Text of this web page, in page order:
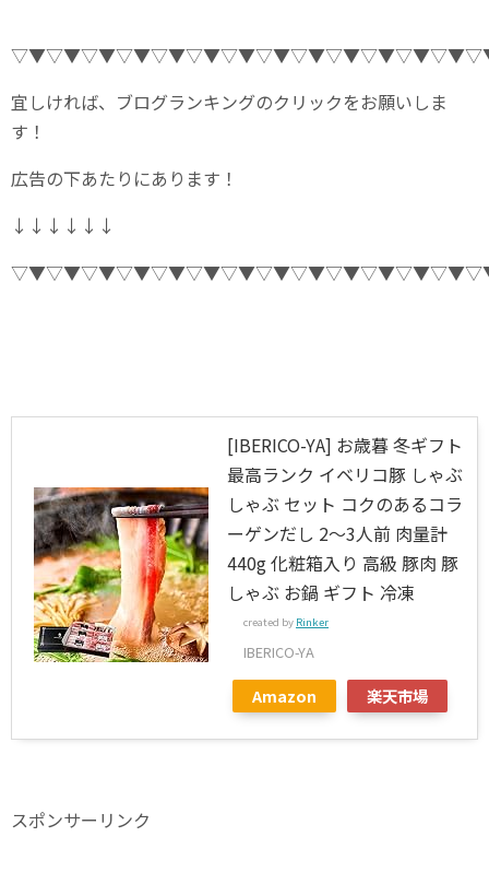
宜しければ、ブログランキングのクリックをお願いしま
す！
広告の下あたりにあります！
↓↓↓↓↓↓
[IBERICO-YA] お歳暮 冬ギフト
最高ランク イベリコ豚 しゃぶ
しゃぶ セット コクのあるコラ
ーゲンだし 2～3人前 肉量計
440g 化粧箱入り 高級 豚肉 豚
しゃぶ お鍋 ギフト 冷凍
created by Rinker
IBERICO-YA
Amazon 楽天市場
スポンサーリンク